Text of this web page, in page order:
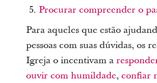
Procurar compreender o
Para aqueles que estão
pessoas com suas dúvidas, os
Igreja o incentivam a
ouvir com humildade, confiar